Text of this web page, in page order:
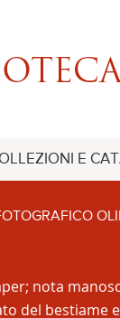
E
nota
del bestiame